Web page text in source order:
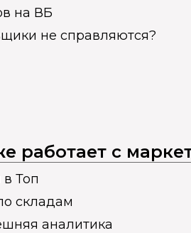
на ВБ
не справляются?
работает с
Топ
складам
аналитика